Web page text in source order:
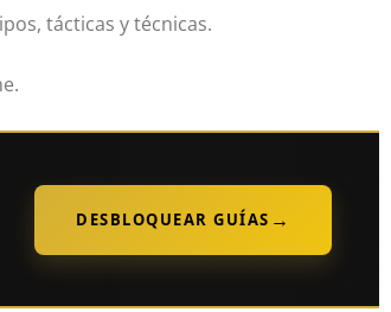
tácticas y técnicas.
DESBLOQUEAR GUÍAS →